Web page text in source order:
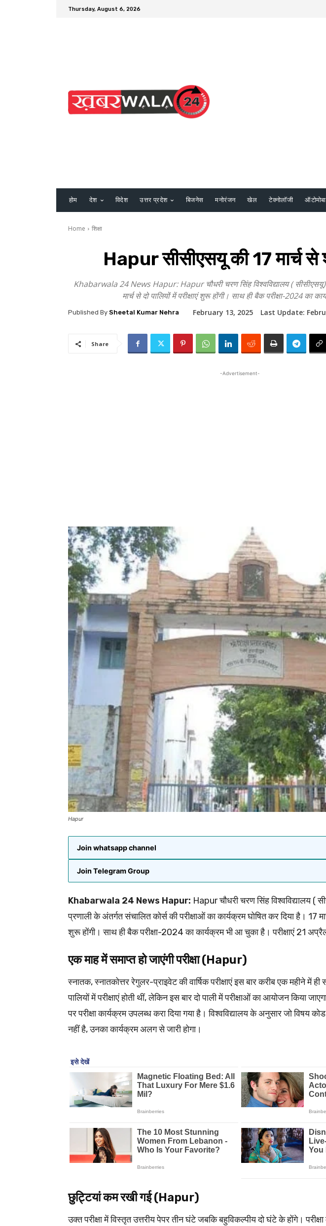
Thursday, August 6, 2026
होम देश विदेश उत्तर प्रदेश बिजनेस मनोरंजन खेल टेक्नोलॉजी
Home शिक्षा
Hapur सीसीएसयू की 17 मार्च से
Khabarwala 24 News Hapur: Hapur चौधरी चरण सिंह विश्वविद्यालय ( सीसीएसयू)
मार्च से दो पालियों में परीक्षाएं शुरू होंगी। साथ ही बैक परीक्षा-2024
Published By Sheetal Kumar Nehra February 13, 2025 Last Update:
Share
-Advertisement-
Hapur
Join whatsapp channel
Join Telegram Group
Khabarwala 24 News Hapur: Hapur चौधरी चरण सिंह विश्वविद्यालय (
प्रणाली के अंतर्गत संचालित कोर्स की परीक्षाओं का कार्यक्रम घोषित कर दिया है। 17
शुरू होंगी। साथ ही बैक परीक्षा-2024 का कार्यक्रम भी आ चुका है। परीक्षाएं 21
एक माह में समाप्त हो जाएंगी परीक्षा (Hapur)
स्नातक, स्नातकोत्तर रेगुलर-प्राइवेट की वार्षिक परीक्षाएं इस बार करीब एक महीने में ही
पालियों में परीक्षाएं होती थीं, लेकिन इस बार दो पाली में परीक्षाओं का आयोजन किया
पर परीक्षा कार्यक्रम उपलब्ध करा दिया गया है। विश्वविद्यालय के अनुसार जो विषय कोड
नहीं है, उनका कार्यक्रम अलग से जारी होगा।
छुट्टियां कम रखी गई (Hapur)
उक्त परीक्षा में विस्तृत उत्तरीय पेपर तीन घंटे जबकि बहुविकल्पीय दो घंटे के होंगे।